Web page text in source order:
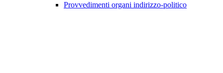
Provvedimenti organi indirizzo-politico